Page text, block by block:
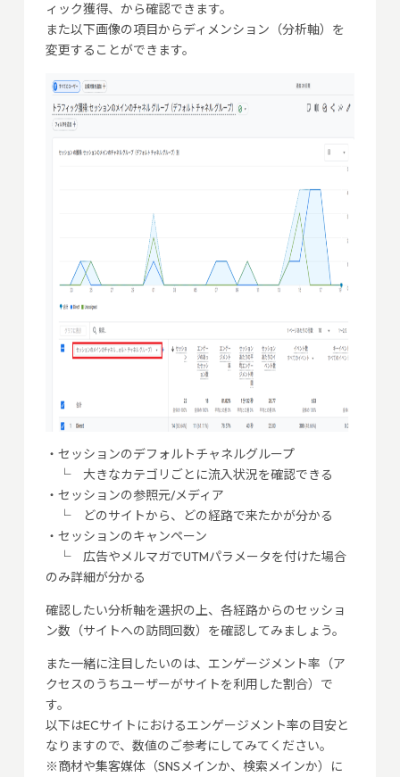
ィック獲得、から確認できます。
また以下画像の項目からディメンション（分析軸）を
変更することができます。
・セッションのデフォルトチャネルグループ
└ 大きなカテゴリごとに流入状況を確認できる
・セッションの参照元/メディア
└ どのサイトから、どの経路で来たかが分かる
・セッションのキャンペーン
└ 広告やメルマガでUTMパラメータを付けた場合
のみ詳細が分かる
確認したい分析軸を選択の上、各経路からのセッショ
ン数（サイトへの訪問回数）を確認してみましょう。
また一緒に注目したいのは、エンゲージメント率（ア
クセスのうちユーザーがサイトを利用した割合）で
す。
以下はECサイトにおけるエンゲージメント率の目安と
なりますので、数値のご参考にしてみてください。
※商材や集客媒体（SNSメインか、検索メインか）に